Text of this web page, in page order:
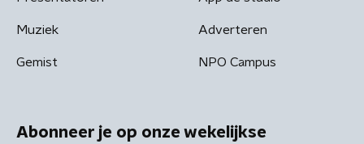
Muziek
Gemist
Adverteren
NPO Campus
Abonneer je op onze wekelijkse